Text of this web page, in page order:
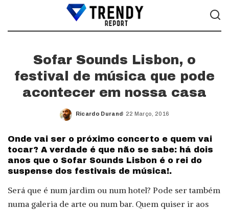
Sofar Sounds Lisbon, o
festival de música que pode
acontecer em nossa casa
Posted
Ricardo Durand 22 Março, 2016
Onde vai ser o próximo concerto e quem vai
tocar? A verdade é que não se sabe: há dois
anos que o Sofar Sounds Lisbon é o rei do
suspense dos festivais de música!.
Será que é num jardim ou num hotel? Pode ser também
numa galeria de arte ou num bar. Quem quiser ir aos